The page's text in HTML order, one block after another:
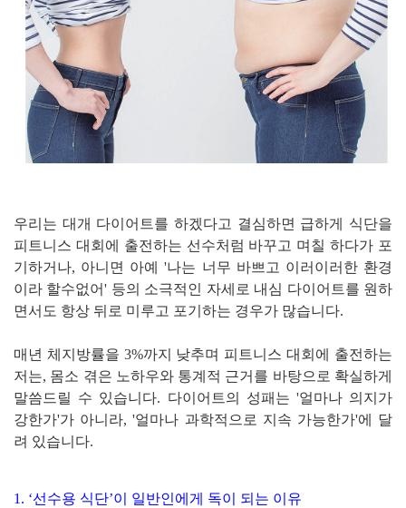
우리는 대개 다이어트를 하겠다고 결심하면 급하게 식단을
피트니스 대회에 출전하는 선수처럼 바꾸고 며칠 하다가 포
기하거나, 아니면 아예 '나는 너무 바쁘고 이러이러한 환경
이라 할수없어' 등의 소극적인 자세로 내심 다이어트를 원하
면서도 항상 뒤로 미루고 포기하는 경우가 많습니다.
매년 체지방률을 3%까지 낮추며 피트니스 대회에 출전하는
저는, 몸소 겪은 노하우와 통계적 근거를 바탕으로 확실하게
말씀드릴 수 있습니다. 다이어트의 성패는 '얼마나 의지가
강한가'가 아니라, '얼마나 과학적으로 지속 가능한가'에 달
려 있습니다.
1. ‘선수용 식단’이 일반인에게 독이 되는 이유